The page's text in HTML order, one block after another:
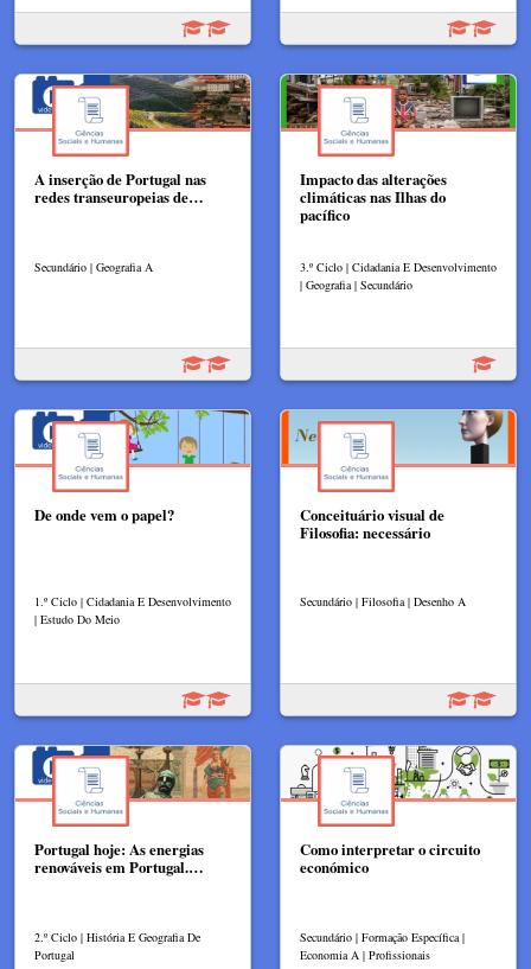
A inserção de Portugal nas
redes transeuropeias de…
Secundário | Geografia A
Impacto das alterações
climáticas nas Ilhas do
pacífico
3.º Ciclo | Cidadania E Desenvolvimento
| Geografia | Secundário
De onde vem o papel?
1.º Ciclo | Cidadania E Desenvolvimento
| Estudo Do Meio
Conceituário visual de
Filosofia: necessário
Secundário | Filosofia | Desenho A
Portugal hoje: As energias
renováveis em Portugal.…
2.º Ciclo | História E Geografia De
Portugal
Como interpretar o circuito
económico
Secundário | Formação Específica |
Economia A | Profissionais